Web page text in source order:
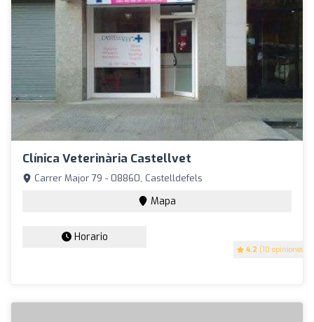
Clínica Veterinària Castellvet
4.2 (10 opiniones)
Carrer Major 79 - 08860, Castelldefels
Mapa
Horario